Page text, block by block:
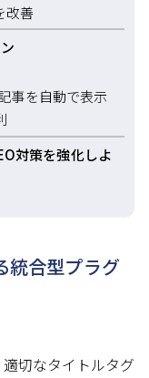
改善
事を自動で表示
対策を強化しよ
統合型プラグ
切なタイトルタグ